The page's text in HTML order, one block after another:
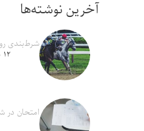
آخرین نوشته‌ها
شرط‌بندی
۱۲ بهمن ۱۴۰۴
امتحان در